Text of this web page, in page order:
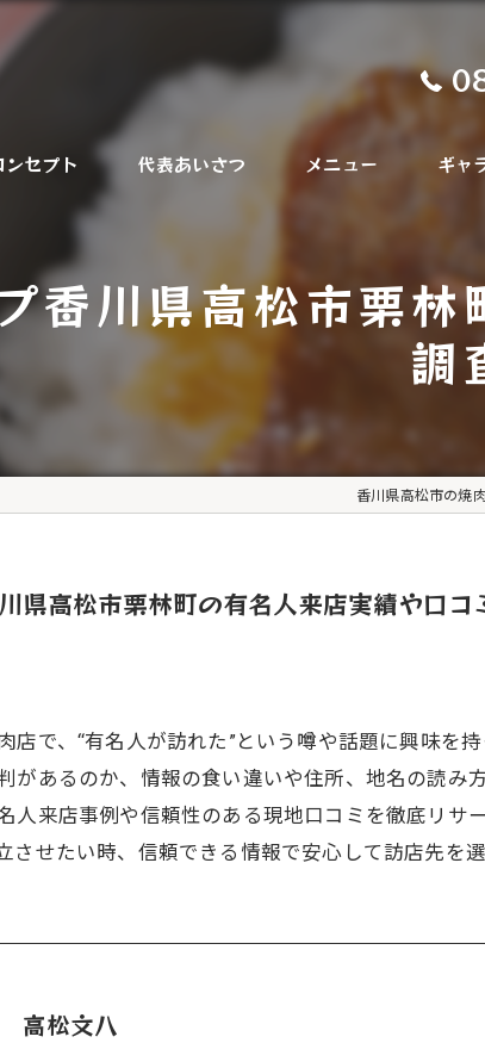
ンセプト 代表あいさつ メニュー ギャ
香川県高松市栗
調
香川県高松市の焼
県高松市栗林町の有名人来店実績や口コ
店で、“有名人が訪れた”という噂や話題に興味
があるのか、情報の食い違いや住所、地名の読
人来店事例や信頼性のある現地口コミを徹底リ
させたい時、信頼できる情報で安心して訪店先を
高松文八